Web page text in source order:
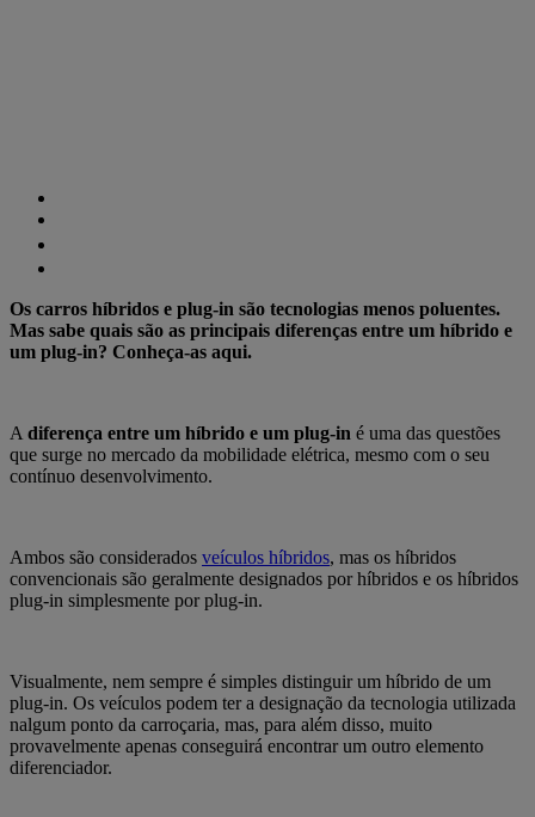
Os carros híbridos e plug-in são tecnologias menos poluentes.
Mas sabe quais são as principais diferenças entre um híbrido e
um plug-in? Conheça-as aqui.
A diferença entre um híbrido e um plug-in é uma das questões
que surge no mercado da mobilidade elétrica, mesmo com o seu
contínuo desenvolvimento.
Ambos são considerados veículos híbridos, mas os híbridos
convencionais são geralmente designados por híbridos e os híbridos
plug-in simplesmente por plug-in.
Visualmente, nem sempre é simples distinguir um híbrido de um
plug-in. Os veículos podem ter a designação da tecnologia utilizada
nalgum ponto da carroçaria, mas, para além disso, muito
provavelmente apenas conseguirá encontrar um outro elemento
diferenciador.